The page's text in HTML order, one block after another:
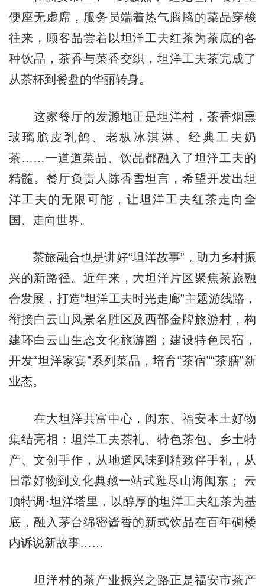
便座无虚席，服务员端着热气腾腾的菜品穿梭
往来，顾客品尝着以坦洋工夫红茶为茶底的各
种饮品，茶香与菜香交织，坦洋工夫茶完成了
从茶杯到餐盘的华丽转身。
这家餐厅的发源地正是坦洋村，茶香烟熏
玻璃脆皮乳鸽、老枞冰淇淋、经典工夫奶
茶……一道道菜品、饮品都融入了坦洋工夫的
精髓。餐厅负责人陈香雪坦言，希望开发出坦
洋工夫的无限可能，让坦洋工夫红茶走向全
国、走向世界。
茶旅融合也是讲好“坦洋故事”，助力乡村振
兴的新路径。近年来，大坦洋片区聚焦茶旅融
合发展，打造“坦洋工夫时光走廊”主题游线路，
衔接白云山风景名胜区及西部金牌旅游村，构
建环白云山生态文化旅游圈；建设特色民宿，
开发“坦洋家宴”系列菜品，培育“茶宿”“茶膳”新
业态。
在大坦洋共富中心，闽东、福安本土好物
集结亮相：坦洋工夫茶礼、特色茶包、乡土特
产、文创手作，从地道风味到精致伴手礼，从
日常好物到文化典藏一站式逛尽山海闽东； 云
顶特调·坦洋塔里，以醇厚的坦洋工夫红茶为基
底，融入茅台绵密酱香的新式饮品在百年碉楼
内诉说新故事……
坦洋村的茶产业振兴之路正是福安市茶产